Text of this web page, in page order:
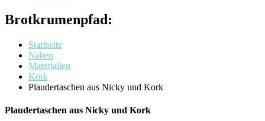
Brotkrumenpfad:
Startseite
Nähen
Materialien
Kork
Plaudertaschen aus Nicky und Kork
Plaudertaschen aus Nicky und Kork